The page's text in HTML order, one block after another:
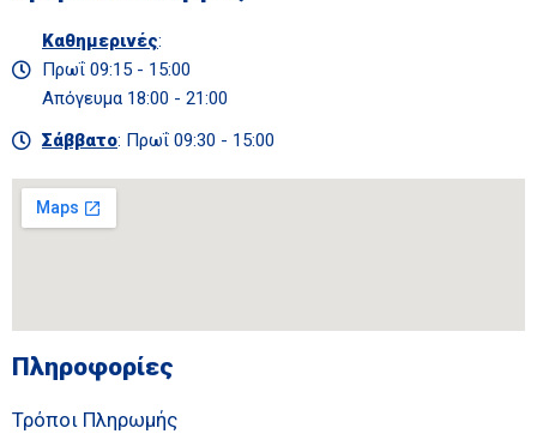
Καθημερινές:
Πρωΐ 09:15 - 15:00
Απόγευμα 18:00 - 21:00
Σάββατο: Πρωΐ 09:30 - 15:00
Πληροφορίες
Τρόποι Πληρωμής